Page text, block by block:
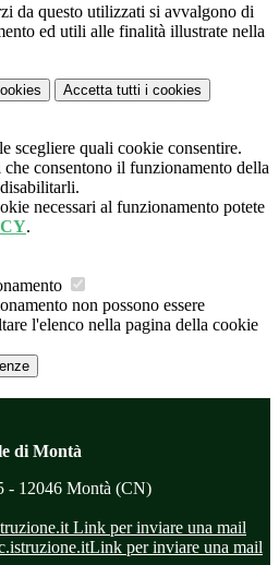
da questo utilizzati si avvalgono di
ed utili alle finalità illustrate nella
Accetta tutti i cookies
scegliere quali cookie consentire.
consentono il funzionamento della
necessari al funzionamento potete
.
non possono essere
l'elenco nella pagina della cookie
di Montà
- 12046 Montà (CN)
Link per inviare una mail
Link per inviare una mail